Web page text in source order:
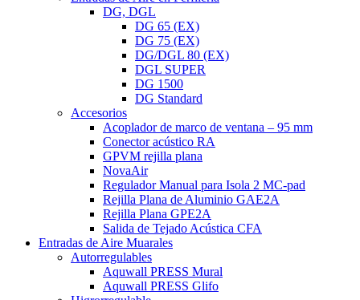
DG, DGL
DG 65 (EX)
DG 75 (EX)
DG/DGL 80 (EX)
DGL SUPER
DG 1500
DG Standard
Accesorios
Acoplador de marco de ventana – 95 mm
Conector acústico RA
GPVM rejilla plana
NovaAir
Regulador Manual para Isola 2 MC-pad
Rejilla Plana de Aluminio GAE2A
Rejilla Plana GPE2A
Salida de Tejado Acústica CFA
Entradas de Aire Muarales
Autorregulables
Aquwall PRESS Mural
Aquwall PRESS Glifo